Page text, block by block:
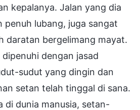
kepalanya. Jalan yang dia
penuh lubang, juga sangat
daratan bergelimang mayat.
dengan jasad
sudut yang dingin dan
setan telah tinggal di sana.
di dunia manusia, setan-